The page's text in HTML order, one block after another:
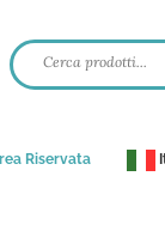
Riservata